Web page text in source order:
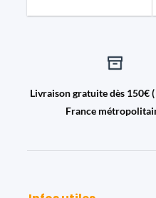
Livraison gratuite dès 150€
France